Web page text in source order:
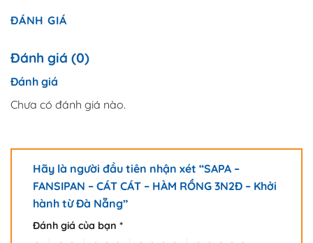
ĐÁNH GIÁ
Đánh giá (0)
Đánh giá
Chưa có đánh giá nào.
Hãy là người đầu tiên nhận xét “SAPA –
FANSIPAN – CÁT CÁT – HÀM RỒNG 3N2Đ – Khởi
hành từ Đà Nẵng”
Đánh giá của bạn *